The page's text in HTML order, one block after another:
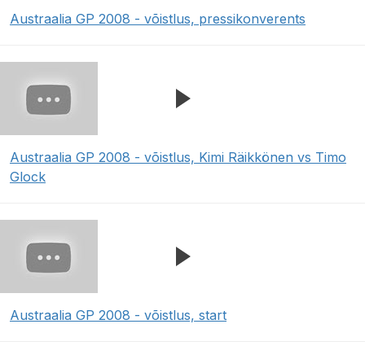
Austraalia GP 2008 - võistlus, pressikonverents
Austraalia GP 2008 - võistlus, Kimi Räikkönen vs Timo
Glock
Austraalia GP 2008 - võistlus, start